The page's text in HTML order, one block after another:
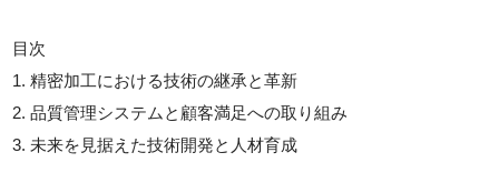
目次
1. 精密加工における技術の継承と革新
2. 品質管理システムと顧客満足への取り組み
3. 未来を見据えた技術開発と人材育成